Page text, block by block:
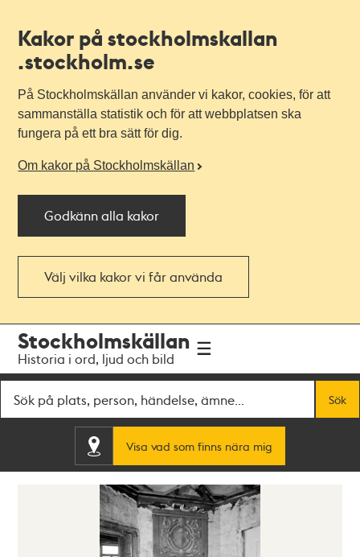
Kakor på stockholmskallan
.stockholm.se
På Stockholmskällan använder vi kakor, cookies, för att
sammanställa statistik och för att webbplatsen ska
fungera på ett bra sätt för dig.
Om kakor på Stockholmskällan
Godkänn alla kakor
Välj vilka kakor vi får använda
navigationen
huvudinnehållet
Stockholmskällan
Historia i ord, ljud och bild
Sök
Visa vad som finns nära mig